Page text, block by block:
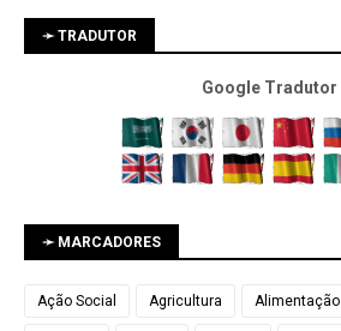
➛ TRADUTOR
Google Tradutor
➛ MARCADORES
Ação Social Agricultura Alimentação